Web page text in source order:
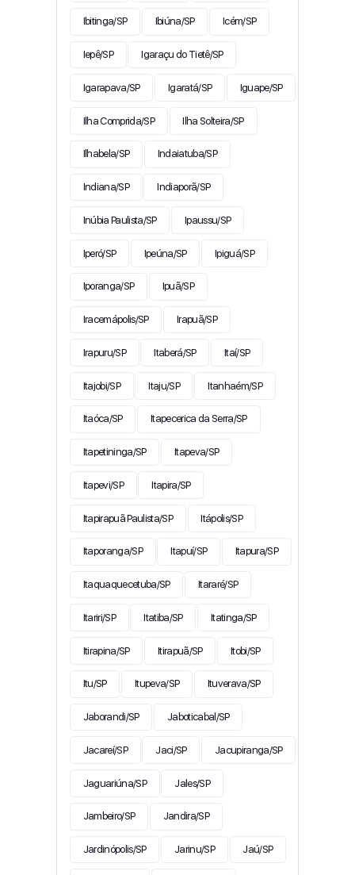
Ibitinga/SP Ibiúna/SP Icém/SP
Iepê/SP Igaraçu do Tietê/SP
Igarapava/SP Igaratá/SP Iguape/SP
Ilha Comprida/SP Ilha Solteira/SP
Ilhabela/SP Indaiatuba/SP
Indiana/SP Indiaporã/SP
Inúbia Paulista/SP Ipaussu/SP
Iperó/SP Ipeúna/SP Ipiguá/SP
Iporanga/SP Ipuã/SP
Iracemápolis/SP Irapuã/SP
Irapuru/SP Itaberá/SP Itaí/SP
Itajobi/SP Itaju/SP Itanhaém/SP
Itaóca/SP Itapecerica da Serra/SP
Itapetininga/SP Itapeva/SP
Itapevi/SP Itapira/SP
Itapirapuã Paulista/SP Itápolis/SP
Itaporanga/SP Itapuí/SP Itapura/SP
Itaquaquecetuba/SP Itararé/SP
Itariri/SP Itatiba/SP Itatinga/SP
Itirapina/SP Itirapuã/SP Itobi/SP
Itu/SP Itupeva/SP Ituverava/SP
Jaborandi/SP Jaboticabal/SP
Jacareí/SP Jaci/SP Jacupiranga/SP
Jaguariúna/SP Jales/SP
Jambeiro/SP Jandira/SP
Jardinópolis/SP Jarinu/SP Jaú/SP